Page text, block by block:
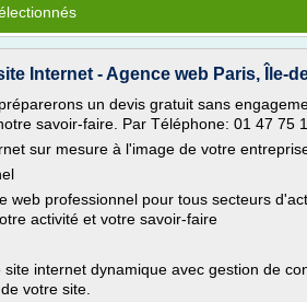
Internet - Agence web Paris, Île-
un devis gratuit sans
savoir-faire. Par Téléphone: 01 47 75
sur mesure à l'image de votre
web professionnel pour tous secteurs
activité et votre savoir-faire
site internet dynamique avec gestion de
votre site.